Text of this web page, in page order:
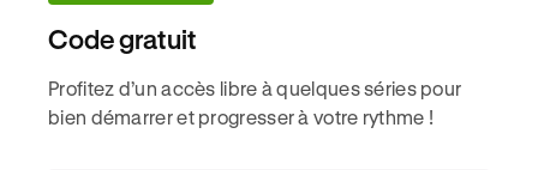
Code gratuit
Profitez d’un accès libre à quelques séries pour
bien démarrer et progresser à votre rythme !